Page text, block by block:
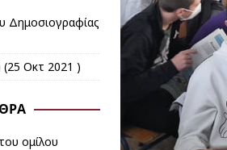
Δημοσιογραφίας
Οκτ 2021 )
ομίλου